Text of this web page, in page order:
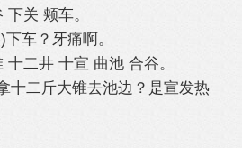
关 颊车。
车？牙痛啊。
二井 十宣 曲池 合谷。
十二斤大锥去池边？是宣发热